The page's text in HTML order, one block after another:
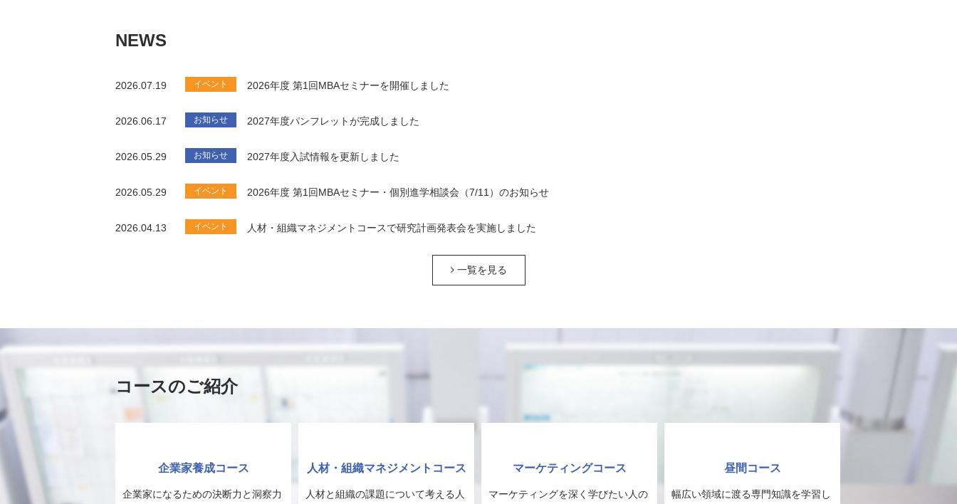
NEWS
2026.07.19 イベント 2026年度 第1回MBAセミナーを開催しました
2026.06.17 お知らせ 2027年度パンフレットが完成しました
2026.05.29 お知らせ 2027年度入試情報を更新しました
2026.05.29 イベント 2026年度 第1回MBAセミナー・個別進学相談会（7/11）のお知らせ
2026.04.13 イベント 人材・組織マネジメントコースで研究計画発表会を実施しました
一覧を見る
コースのご紹介
企業家養成コース
企業家になるための決断力と洞察力
人材・組織マネジメントコース
人材と組織の課題について考える人
マーケティングコース
マーケティングを深く学びたい人の
昼間コース
幅広い領域に渡る専門知識を学習し